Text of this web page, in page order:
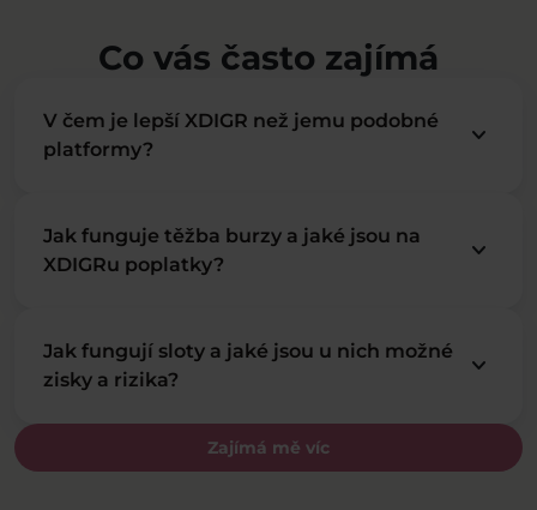
Co vás často zajímá
Zajímá mě víc
V čem je lepší XDIGR než jemu podobné
platformy?
keyboard_arrow_down
Jak funguje těžba burzy a jaké jsou na
XDIGRu poplatky?
keyboard_arrow_down
Jak fungují sloty a jaké jsou u nich možné
zisky a rizika?
keyboard_arrow_down